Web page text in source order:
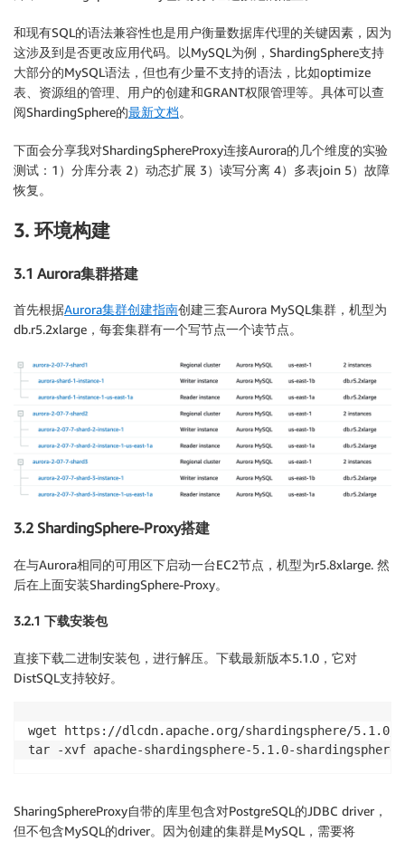
和现有SQL的语法兼容性也是用户衡量数据库代理的关键因素，因为
这涉及到是否更改应用代码。以MySQL为例，ShardingSphere支持
大部分的MySQL语法，但也有少量不支持的语法，比如optimize
表、资源组的管理、用户的创建和GRANT权限管理等。具体可以查
阅ShardingSphere的最新文档。
下面会分享我对ShardingSphereProxy连接Aurora的几个维度的实验
测试：1）分库分表 2）动态扩展 3）读写分离 4）多表join 5）故障
恢复。
3. 环境构建
3.1 Aurora集群搭建
首先根据Aurora集群创建指南创建三套Aurora MySQL集群，机型为
db.r5.2xlarge，每套集群有一个写节点一个读节点。
3.2 ShardingSphere-Proxy搭建
在与Aurora相同的可用区下启动一台EC2节点，机型为r5.8xlarge. 然
后在上面安装ShardingSphere-Proxy。
3.2.1 下载安装包
直接下载二进制安装包，进行解压。下载最新版本5.1.0，它对
DistSQL支持较好。
wget https://dlcdn.apache.org/shardingsphere/5.1.0/
tar -xvf apache-shardingsphere-5.1.0-
SharingSphereProxy自带的库里包含对PostgreSQL的JDBC driver，
但不包含MySQL的driver。因为创建的集群是MySQL，需要将